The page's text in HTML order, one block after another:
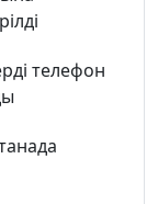
телефон